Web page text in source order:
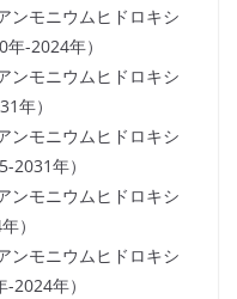
ンモニウムヒドロキシ
-2024年）
ンモニウムヒドロキシ
年）
ンモニウムヒドロキシ
2031年）
ンモニウムヒドロキシ
）
ンモニウムヒドロキシ
2024年）